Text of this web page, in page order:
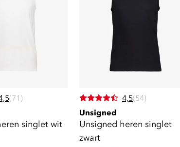
(71)
singlet wit
4,5(54)
Unsigned
Unsigned heren singlet
zwart